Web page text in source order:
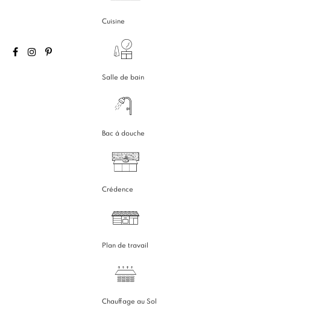
Cuisine
Salle de bain
Bac à douche
Crédence
Plan de travail
Chauffage au Sol